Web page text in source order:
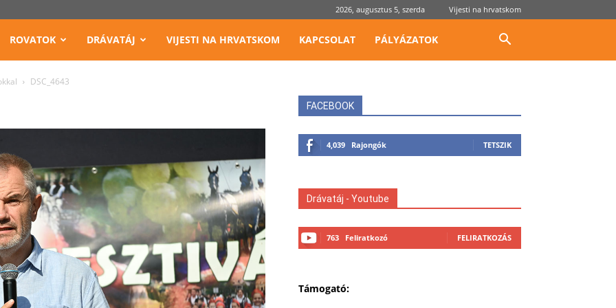
2026, augusztus 5, szerda Vijesti na hrvatskom
ROVATOK DRÁVATÁJ VIJESTI NA HRVATSKOM KAPCSOLAT PÁLYÁZATOK
DSC_4643
FACEBOOK
4,039 Rajongók TETSZIK
Drávatáj - Youtube
763 Feliratkozó FELIRATKOZÁS
Támogató: